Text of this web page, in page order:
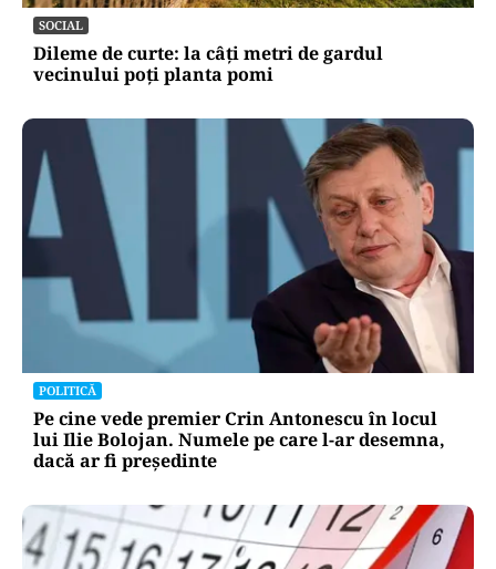
SOCIAL
Dileme de curte: la câți metri de gardul
vecinului poți planta pomi
POLITICĂ
Pe cine vede premier Crin Antonescu în locul
lui Ilie Bolojan. Numele pe care l-ar desemna,
dacă ar fi președinte